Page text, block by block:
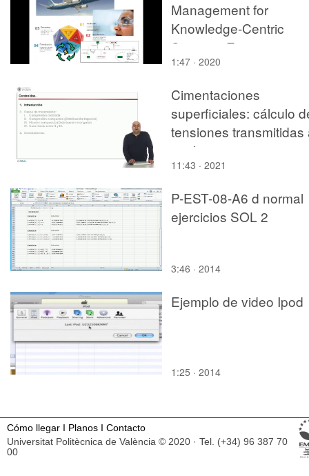
Management for
Knowledge-Centric
Systems Engineering
Industry
1:47 · 2020
Cimentaciones
superficiales: cálculo
tensiones transmitidas
suelo
11:43 · 2021
P-EST-08-A6 d normal
ejercicios SOL 2
3:46 · 2014
Ejemplo de video Ipod
1:25 · 2014
Cómo llegar I Planos I Contacto
Universitat Politècnica de València © 2020 · Tel. (+34) 96 387 70
00